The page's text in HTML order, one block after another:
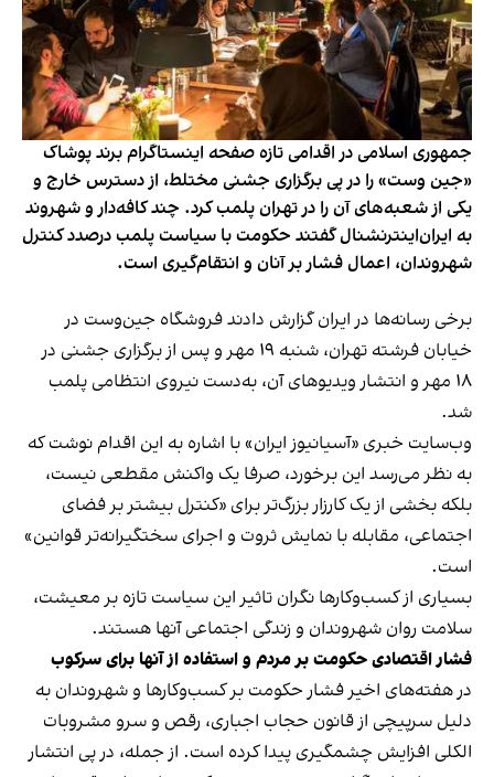
جمهوری اسلامی در اقدامی تازه صفحه اینستاگرام برند پوشاک
«جین وست» را در پی برگزاری جشنی مختلط، از دسترس خارج و
یکی از شعبه‌های آن را در تهران پلمب کرد. چند کافه‌‌دار و شهروند
به ایران‌اینترنشنال گفتند حکومت با سیاست پلمب درصدد کنترل
شهروندان، اعمال فشار بر آنان و انتقام‌گیری است.
برخی رسانه‌ها در ایران گزارش دادند فروشگاه جین‌وست در
خیابان فرشته تهران، شنبه ۱۹ مهر و پس از برگزاری جشنی در
۱۸ مهر و انتشار ویدیوهای آن، به‌دست نیروی انتظامی پلمب
شد.
وب‌سایت خبری «آسیانیوز ایران» با اشاره به این اقدام نوشت که
به نظر می‌رسد این برخورد، صرفا یک واکنش مقطعی نیست،
بلکه بخشی از یک کارزار بزرگ‌تر برای «کنترل بیشتر بر فضای
اجتماعی، مقابله با نمایش ثروت و اجرای سختگیرانه‌تر قوانین»
است.
بسیاری از کسب‌وکارها نگران تاثیر این سیاست‌ تازه بر معیشت،
سلامت روان شهروندان و زندگی اجتماعی آنها هستند.
فشار اقتصادی حکومت بر مردم و استفاده از آنها برای سرکوب
در هفته‌های اخیر فشار حکومت بر کسب‌وکارها و شهروندان به
دلیل سرپیچی از قانون حجاب اجباری، رقص و سرو مشروبات
الکلی افزایش چشمگیری پیدا کرده است. از جمله، در پی انتشار